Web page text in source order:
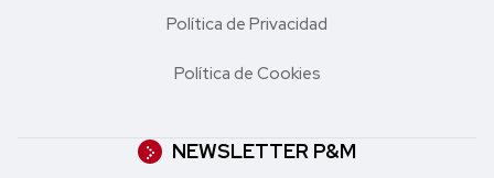
Política de Privacidad
Política de Cookies
NEWSLETTER P&M